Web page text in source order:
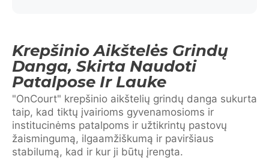
Krepšinio Aikštelės Grindų
Danga, Skirta Naudoti
Patalpose Ir Lauke
"OnCourt" krepšinio aikštelių grindų danga sukurta
taip, kad tiktų įvairioms gyvenamosioms ir
institucinėms patalpoms ir užtikrintų pastovų
žaismingumą, ilgaamžiškumą ir paviršiaus
stabilumą, kad ir kur ji būtų įrengta.